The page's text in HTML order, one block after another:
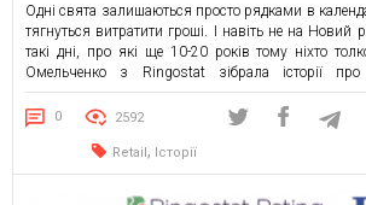
Одні свята залишаються просто рядками в
тягнуться витратити гроші. І навіть не на Новий
такі дні, про які ще 10-20 років тому ніхто
Омельченко з Ringostat зібрала історії
придумували нові свята або вдихнули […]
0 2592
Retail, Історії